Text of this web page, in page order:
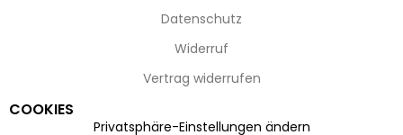
Datenschutz
Widerruf
Vertrag widerrufen
COOKIES
Privatsphäre-Einstellungen ändern